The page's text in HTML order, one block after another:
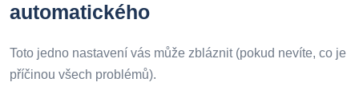
automatického
Toto jedno nastavení vás může zbláznit (pokud nevíte, co je
příčinou všech problémů).